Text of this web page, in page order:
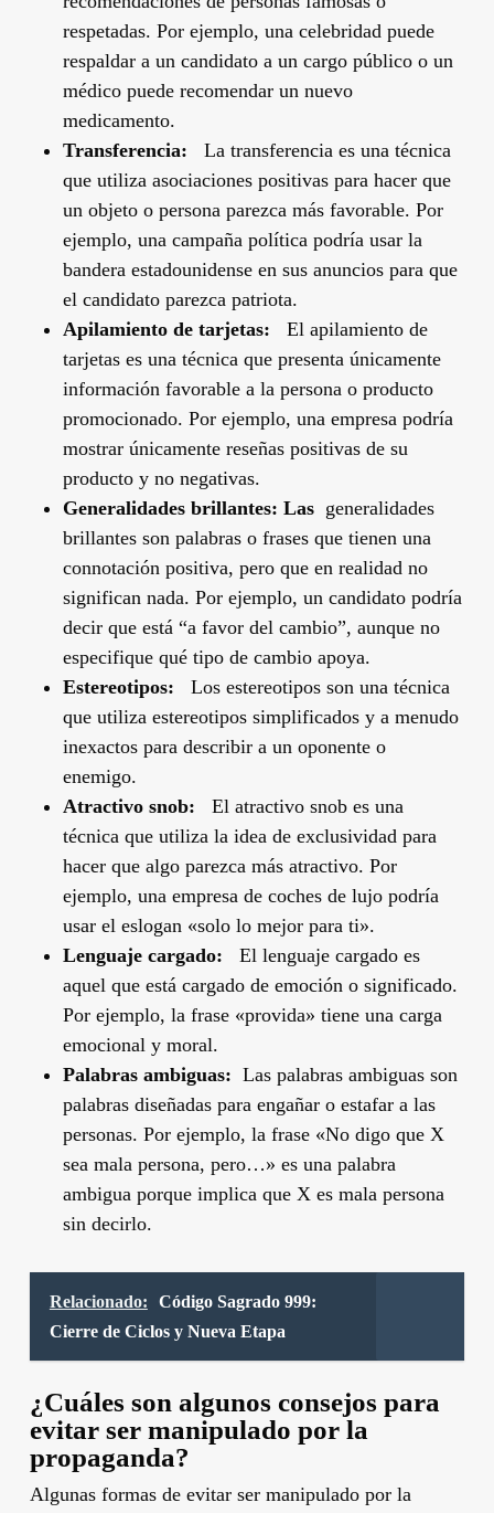
respetadas. Por ejemplo, una celebridad puede
respaldar a un candidato a un cargo público o un
médico puede recomendar un nuevo
medicamento.
Transferencia: La transferencia es una técnica
que utiliza asociaciones positivas para hacer que
un objeto o persona parezca más favorable. Por
ejemplo, una campaña política podría usar la
bandera estadounidense en sus anuncios para que
el candidato parezca patriota.
Apilamiento de tarjetas: El apilamiento de
tarjetas es una técnica que presenta únicamente
información favorable a la persona o producto
promocionado. Por ejemplo, una empresa podría
mostrar únicamente reseñas positivas de su
producto y no negativas.
Generalidades brillantes: Lasgeneralidades
brillantes son palabras o frases que tienen una
connotación positiva, pero que en realidad no
significan nada. Por ejemplo, un candidato podría
decir que está “a favor del cambio”, aunque no
especifique qué tipo de cambio apoya.
Estereotipos:
Los estereotipos son una técnica
que utiliza estereotipos simplificados y a menudo
inexactos para describir a un oponente o
enemigo.
Atractivo snob: El atractivo snob es una
técnica que utiliza la idea de exclusividad para
hacer que algo parezca más atractivo. Por
ejemplo, una empresa de coches de lujo podría
usar el eslogan «solo lo mejor para ti».
Lenguaje cargado: El lenguaje cargado es
aquel que está cargado de emoción o significado.
Por ejemplo, la frase «provida» tiene una carga
emocional y moral.
Palabras ambiguas: Las palabras ambiguas son
palabras diseñadas para engañar o estafar a las
personas. Por ejemplo, la frase «No digo que X
sea mala persona, pero…» es una palabra
ambigua porque implica que X es mala persona
sin decirlo.
Relacionado:
Código Sagrado 999:
Cierre de Ciclos y Nueva Etapa
¿Cuáles son algunos consejos para
evitar ser manipulado por la
propaganda?
Algunas formas de evitar ser manipulado por la